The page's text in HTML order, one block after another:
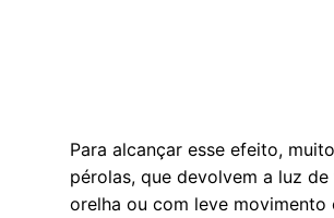
Para alcançar esse efeito,
pérolas, que devolvem a luz
orelha ou com leve